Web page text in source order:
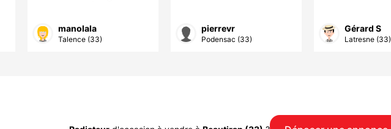
manolala
Talence (33)
Nugelec [Année Fin-90]
pierrevr
Podensac (33)
Gérard S
Latresne (33)